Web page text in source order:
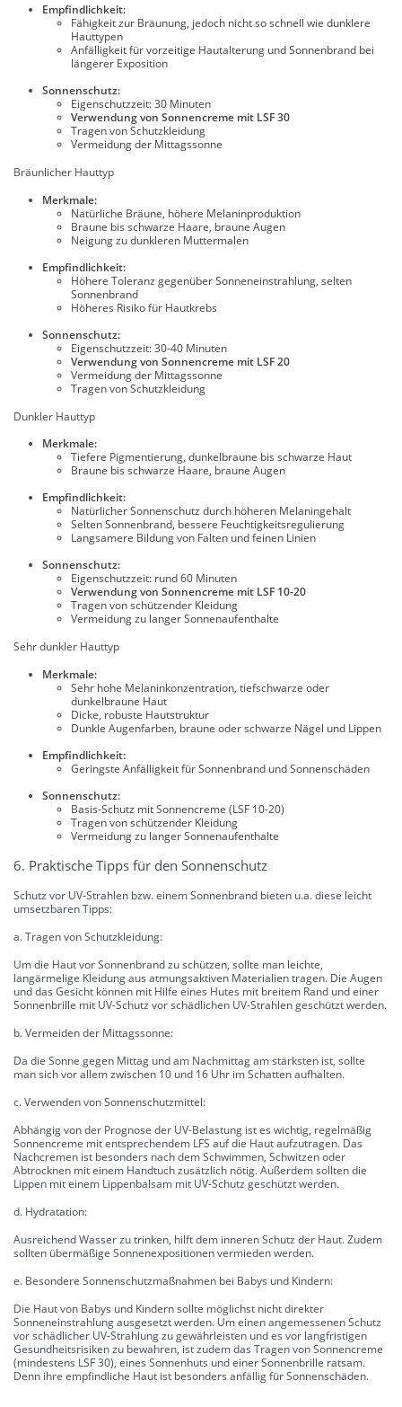
Empfindlichkeit:
Fähigkeit zur Bräunung, jedoch nicht so schnell wie dunklere
Hauttypen
Anfälligkeit für vorzeitige Hautalterung und Sonnenbrand bei
längerer Exposition
Sonnenschutz:
Eigenschutzzeit: 30 Minuten
Verwendung von Sonnencreme mit LSF 30
Tragen von Schutzkleidung
Vermeidung der Mittagssonne
Bräunlicher Hauttyp
Merkmale:
Natürliche Bräune, höhere Melaninproduktion
Braune bis schwarze Haare, braune Augen
Neigung zu dunkleren Muttermalen
Empfindlichkeit:
Höhere Toleranz gegenüber Sonneneinstrahlung, selten
Sonnenbrand
Höheres Risiko für Hautkrebs
Sonnenschutz:
Eigenschutzzeit: 30-40 Minuten
Verwendung von Sonnencreme mit LSF 20
Vermeidung der Mittagssonne
Tragen von Schutzkleidung
Dunkler Hauttyp
Merkmale:
Tiefere Pigmentierung, dunkelbraune bis schwarze Haut
Braune bis schwarze Haare, braune Augen
Empfindlichkeit:
Natürlicher Sonnenschutz durch höheren Melaningehalt
Selten Sonnenbrand, bessere Feuchtigkeitsregulierung
Langsamere Bildung von Falten und feinen Linien
Sonnenschutz:
Eigenschutzzeit: rund 60 Minuten
Verwendung von Sonnencreme mit LSF 10-20
Tragen von schützender Kleidung
Vermeidung zu langer Sonnenaufenthalte
Sehr dunkler Hauttyp
Merkmale:
Sehr hohe Melaninkonzentration, tiefschwarze oder
dunkelbraune Haut
Dicke, robuste Hautstruktur
Dunkle Augenfarben, braune oder schwarze Nägel und Lippen
Empfindlichkeit:
Geringste Anfälligkeit für Sonnenbrand und Sonnenschäden
Sonnenschutz:
Basis-Schutz mit Sonnencreme (LSF 10-20)
Tragen von schützender Kleidung
Vermeidung zu langer Sonnenaufenthalte
6. Praktische Tipps für den Sonnenschutz
Schutz vor UV-Strahlen bzw. einem Sonnenbrand bieten u.a. diese leicht
umsetzbaren Tipps:
a. Tragen von Schutzkleidung:
Um die Haut vor Sonnenbrand zu schützen, sollte man leichte,
langärmelige Kleidung aus atmungsaktiven Materialien tragen. Die Augen
und das Gesicht können mit Hilfe eines Hutes mit breitem Rand und einer
Sonnenbrille mit UV-Schutz vor schädlichen UV-Strahlen geschützt werden.
b. Vermeiden der Mittagssonne:
Da die Sonne gegen Mittag und am Nachmittag am stärksten ist, sollte
man sich vor allem zwischen 10 und 16 Uhr im Schatten aufhalten.
c. Verwenden von Sonnenschutzmittel:
Abhängig von der Prognose der UV-Belastung ist es wichtig, regelmäßig
Sonnencreme mit entsprechendem LFS auf die Haut aufzutragen. Das
Nachcremen ist besonders nach dem Schwimmen, Schwitzen oder
Abtrocknen mit einem Handtuch zusätzlich nötig. Außerdem sollten die
Lippen mit einem Lippenbalsam mit UV-Schutz geschützt werden.
d. Hydratation:
Ausreichend Wasser zu trinken, hilft dem inneren Schutz der Haut. Zudem
sollten übermäßige Sonnenexpositionen vermieden werden.
e. Besondere Sonnenschutzmaßnahmen bei Babys und Kindern:
Die Haut von Babys und Kindern sollte möglichst nicht direkter
Sonneneinstrahlung ausgesetzt werden. Um einen angemessenen Schutz
vor schädlicher UV-Strahlung zu gewährleisten und es vor langfristigen
Gesundheitsrisiken zu bewahren, ist zudem das Tragen von Sonnencreme
(mindestens LSF 30), eines Sonnenhuts und einer Sonnenbrille ratsam.
Denn ihre empfindliche Haut ist besonders anfällig für Sonnenschäden.